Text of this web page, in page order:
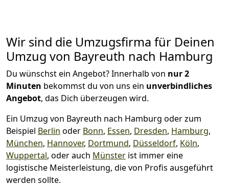
Wir sind die Umzugsfirma für Deinen
Umzug von Bayreuth nach Hamburg
Du wünschst ein Angebot? Innerhalb von nur 2
Minuten bekommst du von uns ein unverbindliches
Angebot, das Dich überzeugen wird.
Ein Umzug von Bayreuth nach Hamburg oder zum
Beispiel Berlin oder Bonn, Essen, Dresden, Hamburg,
München, Hannover, Dortmund, Düsseldorf, Köln,
Wuppertal, oder auch Münster ist immer eine
logistische Meisterleistung, die von Profis ausgeführt
werden sollte.